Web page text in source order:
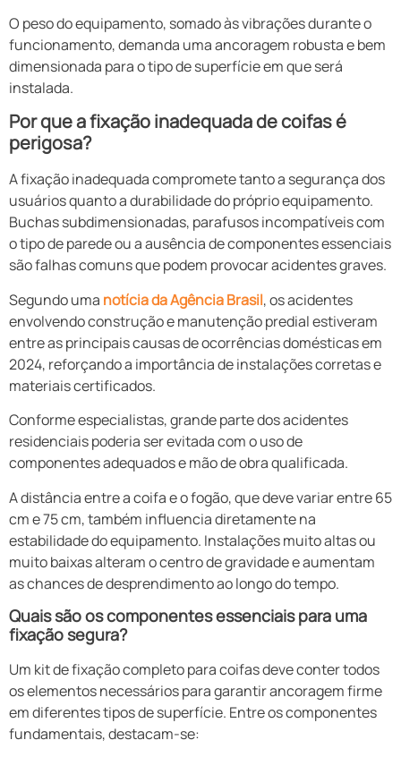
O peso do equipamento, somado às vibrações durante o
funcionamento, demanda uma ancoragem robusta e bem
dimensionada para o tipo de superfície em que será
instalada.
Por que a fixação inadequada de coifas é
perigosa?
A fixação inadequada compromete tanto a segurança dos
usuários quanto a durabilidade do próprio equipamento.
Buchas subdimensionadas, parafusos incompatíveis com
o tipo de parede ou a ausência de componentes essenciais
são falhas comuns que podem provocar acidentes graves.
Segundo uma notícia da Agência Brasil, os acidentes
envolvendo construção e manutenção predial estiveram
entre as principais causas de ocorrências domésticas em
2024, reforçando a importância de instalações corretas e
materiais certificados.
Conforme especialistas, grande parte dos acidentes
residenciais poderia ser evitada com o uso de
componentes adequados e mão de obra qualificada.
A distância entre a coifa e o fogão, que deve variar entre 65
cm e 75 cm, também influencia diretamente na
estabilidade do equipamento. Instalações muito altas ou
muito baixas alteram o centro de gravidade e aumentam
as chances de desprendimento ao longo do tempo.
Quais são os componentes essenciais para uma
fixação segura?
Um kit de fixação completo para coifas deve conter todos
os elementos necessários para garantir ancoragem firme
em diferentes tipos de superfície. Entre os componentes
fundamentais, destacam-se: